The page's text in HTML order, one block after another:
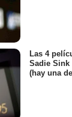
Las 4
Sadie Sink
(hay una